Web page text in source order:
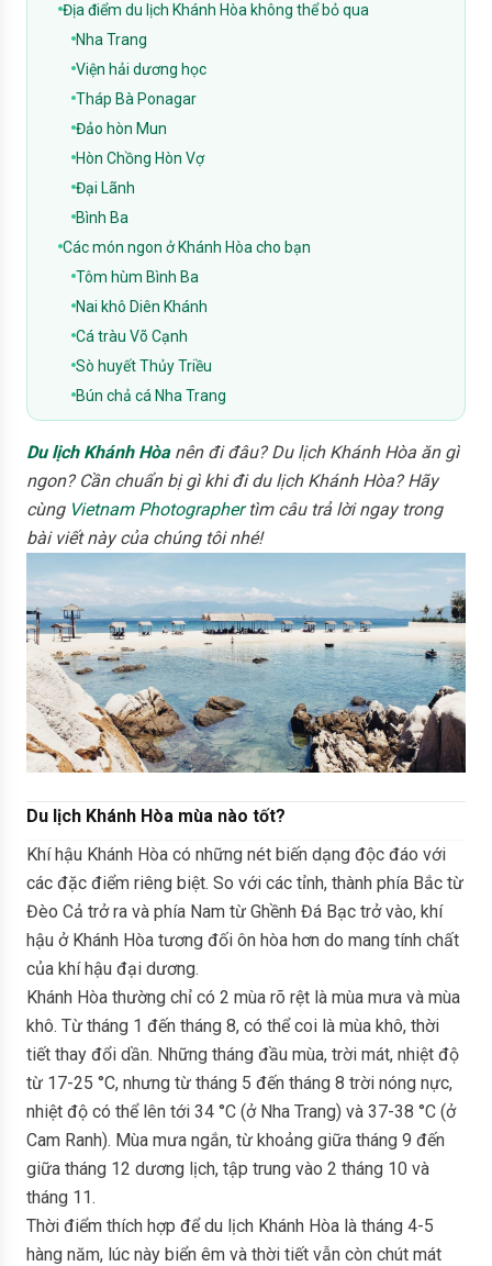
Địa điểm du lịch Khánh Hòa không thể bỏ qua
Nha Trang
Viện hải dương học
Tháp Bà Ponagar
Đảo hòn Mun
Hòn Chồng Hòn Vợ
Đại Lãnh
Bình Ba
Các món ngon ở Khánh Hòa cho bạn
Tôm hùm Bình Ba
Nai khô Diên Khánh
Cá tràu Võ Cạnh
Sò huyết Thủy Triều
Bún chả cá Nha Trang
Du lịch Khánh Hòanên đi đâu? Du lịch Khánh Hòa ăn gì
ngon? Cần chuẩn bị gì khi đi du lịch Khánh Hòa? Hãy
cùng Vietnam Photographertìm câu trả lời ngay trong
bài viết này của chúng tôi nhé!
Du lịch Khánh Hòa mùa nào tốt?
Khí hậu Khánh Hòa có những nét biến dạng độc đáo với
các đặc điểm riêng biệt. So với các tỉnh, thành phía Bắc từ
Đèo Cả trở ra và phía Nam từ Ghềnh Đá Bạc trở vào, khí
hậu ở Khánh Hòa tương đối ôn hòa hơn do mang tính chất
của khí hậu đại dương.
Khánh Hòa thường chỉ có 2 mùa rõ rệt là mùa mưa và mùa
khô. Từ tháng 1 đến tháng 8, có thể coi là mùa khô, thời
tiết thay đổi dần. Những tháng đầu mùa, trời mát, nhiệt độ
từ 17-25 °C, nhưng từ tháng 5 đến tháng 8 trời nóng nực,
nhiệt độ có thể lên tới 34 °C (ở Nha Trang) và 37-38 °C (ở
Cam Ranh). Mùa mưa ngắn, từ khoảng giữa tháng 9 đến
giữa tháng 12 dương lịch, tập trung vào 2 tháng 10 và
tháng 11.
Thời điểm thích hợp để du lịch Khánh Hòa là tháng 4-5
hàng năm, lúc này biển êm và thời tiết vẫn còn chút mát